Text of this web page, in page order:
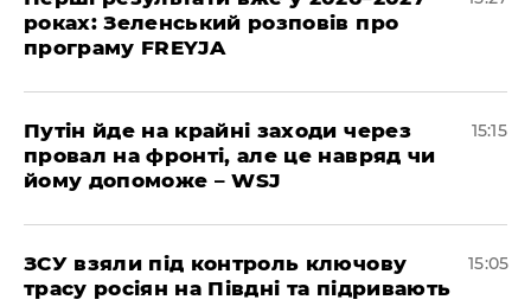
роках: Зеленський розповів про
програму FREYJA
Путін йде на крайні заходи через
провал на фронті, але це навряд чи
йому допоможе – WSJ
15:15
ЗСУ взяли під контроль ключову
трасу росіян на Півдні та підривають
15:05